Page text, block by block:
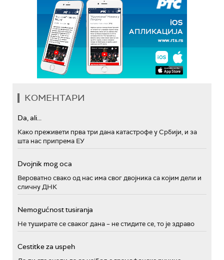
КОМЕНТАРИ
Da, ali...
Како преживети прва три дана катастрофе у Србији, и за
шта нас припрема ЕУ
Dvojnik mog oca
Вероватно свако од нас има свог двојника са којим дели и
сличну ДНК
Nemogućnost tusiranja
Не туширате се сваког дана – не стидите се, то је здраво
Cestitke za uspeh